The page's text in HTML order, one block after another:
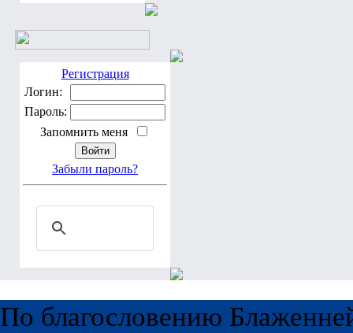
Регистрация
Логин:
Пароль:
Запомнить меня
Забыли пароль?
По благословению